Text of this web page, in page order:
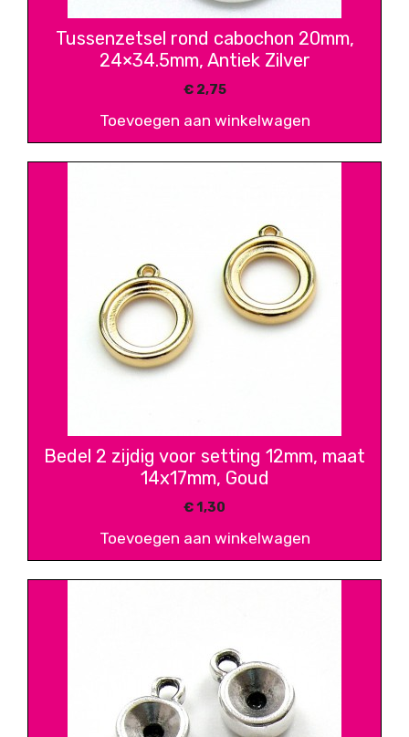
Tussenzetsel rond cabochon 20mm,
24×34.5mm, Antiek Zilver
€2,75
Toevoegen aan winkelwagen
Bedel 2 zijdig voor setting 12mm, maat
14x17mm, Goud
€1,30
Toevoegen aan winkelwagen